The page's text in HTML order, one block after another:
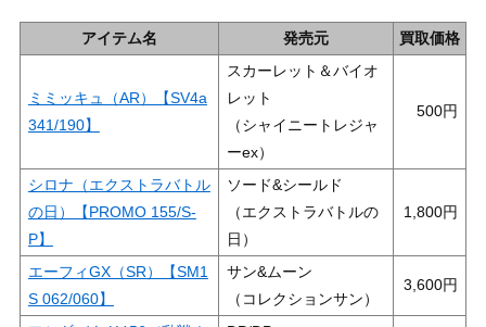
アイテム名 発売元 買取価格
ミミッキュ（AR）【SV4a
341/190】
スカーレット＆バイオ
レット
（シャイニートレジャ
ーex）
500
シロナ（エクストラバトル
の日）【PROMO 155/S-
P】
ソード&シールド
（エクストラバトルの
日）
1,800
エーフィGX（SR）【SM1
S 062/060】
サン&ムーン
（コレクションサン）
3,600